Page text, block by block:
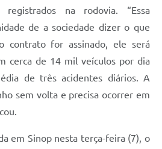
na rodovia. “Essa
de a sociedade dizer o que
contrato for assinado, ele será
cerca de 14 mil veículos por dia
de três acidentes diários. A
sem volta e precisa ocorrer em
em Sinop nesta terça-feira (7), o